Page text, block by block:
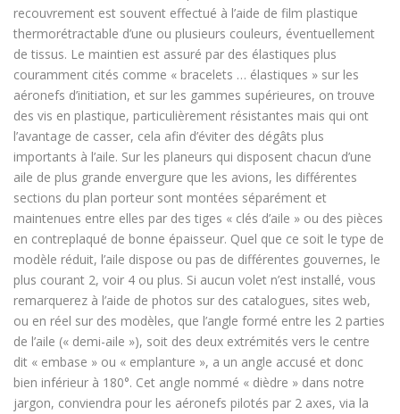
recouvrement est souvent effectué à l’aide de film plastique
thermorétractable d’une ou plusieurs couleurs, éventuellement
de tissus. Le maintien est assuré par des élastiques plus
couramment cités comme « bracelets … élastiques » sur les
aéronefs d’initiation, et sur les gammes supérieures, on trouve
des vis en plastique, particulièrement résistantes mais qui ont
l’avantage de casser, cela afin d’éviter des dégâts plus
importants à l’aile. Sur les planeurs qui disposent chacun d’une
aile de plus grande envergure que les avions, les différentes
sections du plan porteur sont montées séparément et
maintenues entre elles par des tiges « clés d’aile » ou des pièces
en contreplaqué de bonne épaisseur. Quel que ce soit le type de
modèle réduit, l’aile dispose ou pas de différentes gouvernes, le
plus courant 2, voir 4 ou plus. Si aucun volet n’est installé, vous
remarquerez à l’aide de photos sur des catalogues, sites web,
ou en réel sur des modèles, que l’angle formé entre les 2 parties
de l’aile (« demi-aile »), soit des deux extrémités vers le centre
dit « embase » ou « emplanture », a un angle accusé et donc
bien inférieur à 180°. Cet angle nommé « dièdre » dans notre
jargon, conviendra pour les aéronefs pilotés par 2 axes, via la